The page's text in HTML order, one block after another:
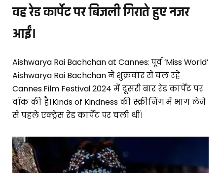
वह रेड कार्पेट पर बिजली गिराते हुए नजर
आईं।
Aishwarya Rai Bachchan at Cannes: पूर्व ‘Miss World’
Aishwarya Rai Bachchan ने शुक्रवार से चल रहे
Cannes Film Festival 2024 में दूसरी बार रेड कार्पेट पर
वॉक की है। Kinds of Kindness की स्क्रीनिंग में भाग लेने
से पहले एक्ट्रेस रेड कार्पेट पर चली थीं।